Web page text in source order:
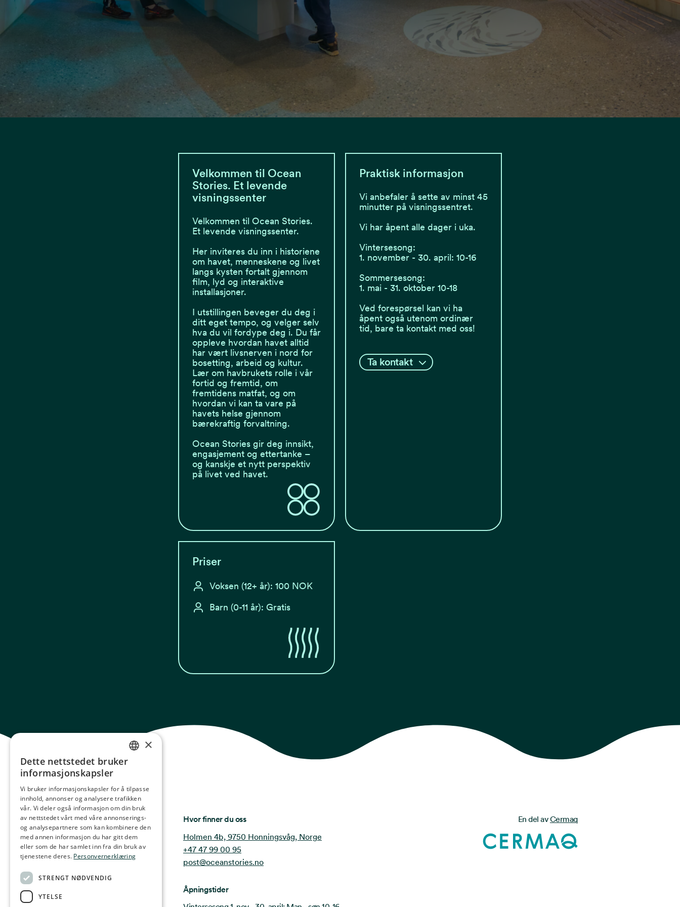
Velkommen til Ocean
Stories. Et levende
visningssenter
Velkommen til Ocean Stories.
Et levende visningssenter.
Her inviteres du inn i historiene
om havet, menneskene og livet
langs kysten fortalt gjennom
film, lyd og interaktive
installasjoner.
I utstillingen beveger du deg i
ditt eget tempo, og velger selv
hva du vil fordype deg i. Du får
oppleve hvordan havet alltid
har vært livsnerven i nord for
bosetting, arbeid og kultur.
Lær om havbrukets rolle i vår
fortid og fremtid, om
fremtidens matfat, og om
hvordan vi kan ta vare på
havets helse gjennom
bærekraftig forvaltning.
Ocean Stories gir deg innsikt,
engasjement og ettertanke –
og kanskje et nytt perspektiv
på livet ved havet.
Praktisk informasjon
Vi anbefaler å sette av minst 45
minutter på visningssentret.
Vi har åpent alle dager i uka.
Vintersesong:
1. november - 30. april: 10-16
Sommersesong:
1. mai - 31. oktober 10-18
Ved forespørsel kan vi ha
åpent også utenom ordinær
tid, bare ta kontakt med oss!
Ta kontakt
Priser
Voksen (12+ år): 100 NOK
Barn (0-11 år): Gratis
Ocean Stories
Hvor finner du oss
Holmen 4b, 9750 Honningsvåg, Norge
+47 47 99 00 95
post@oceanstories.no
Åpningstider
En del avCermaq
NORWEGIAN
GERMAN
FRENCH
SPANISH
FINNISH
×
Dette nettstedet bruker
informasjonskapsler
Vi bruker informasjonskapsler for å tilpasse
innhold, annonser og analysere trafikken
vår. Vi deler også informasjon om din bruk
av nettstedet vårt med våre annonserings-
og analysepartnere som kan kombinere den
med annen informasjon du har gitt dem
eller som de har samlet inn fra din bruk av
tjenestene deres. Personvernerklæring
STRENGT NØDVENDIG
YTELSE